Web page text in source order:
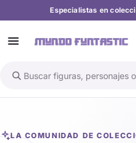
Especialistas en
Buscar en el catálogo
LA COMUNIDAD DE